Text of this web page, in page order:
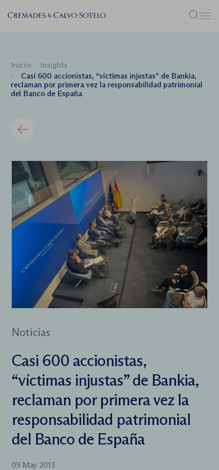
Menú
Inicio
Insights
Casi 600 accionistas, “víctimas injustas” de Bankia,
reclaman por primera vez la responsabilidad patrimonial
del Banco de España
Noticias
Casi 600 accionistas,
“víctimas injustas” de Bankia,
reclaman por primera vez la
responsabilidad patrimonial
del Banco de España
09 May 2013